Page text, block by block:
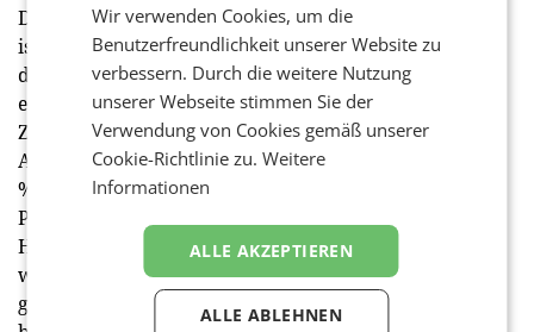
Doch es gibt auch positive Nachrichten: Die Inflation
ist im September auf den niedrigsten Stand seit
dreieinhalb Jahren gesunken. Mit 1,8 % wurde
erstmals wieder das Stabilitätsziel der Europäischen
Zentralbank erreicht. Gegenüber dem Vormonat
August waren die Preise sogar leicht rückläufig (-0,1
%). „Damit ist es nun Zeit, die unerfreuliche Lohn-
Preis-Spirale der letzten Jahre zu beenden“, folgert
Handelssprecher Will. „Österreich muss endlich
wieder an internationaler Wettbewerbsfähigkeit
gewinnen, um den Wohlstand halten zu können. Wir
Wir verwenden Cookies, um die
Benutzerfreundlichkeit unserer Website zu
verbessern. Durch die weitere Nutzung
unserer Webseite stimmen Sie der
Verwendung von Cookies gemäß unserer
Cookie-Richtlinie zu.Weitere
Informationen
ALLE AKZEPTIEREN
ALLE ABLEHNEN